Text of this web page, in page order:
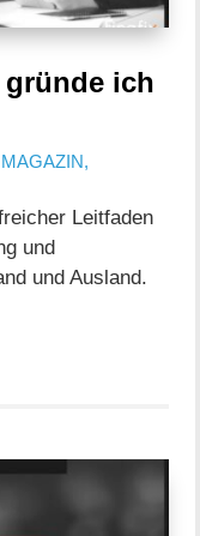
ich
,
Leitfaden
und
und Ausland.